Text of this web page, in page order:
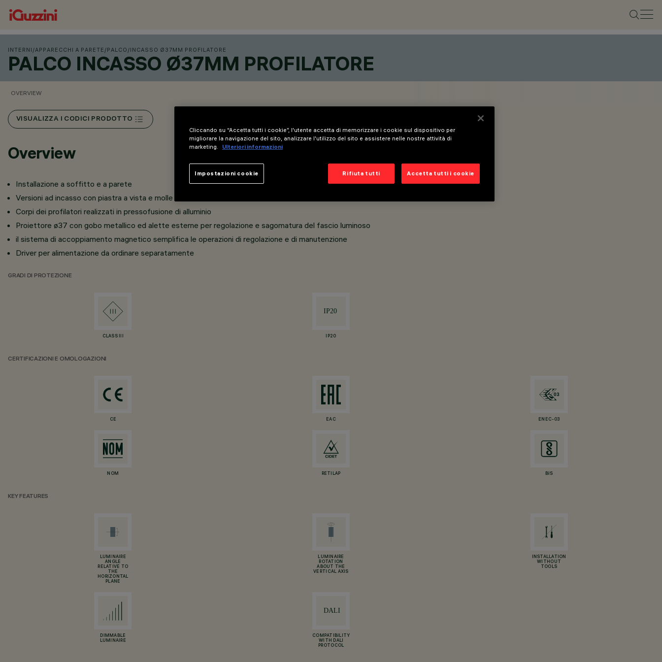
INTERNI /APPARECCHI A PARETE /PALCO /INCASSO Ø37MM PROFILATORE
PALCO INCASSO Ø37MM PROFILATORE
OVERVIEW
VISUALIZZA I CODICI PRODOTTO
Overview
Installazione a soffitto e a parete
Versioni ad incasso con piastra a vista e molle in filo di acciaio
Corpi dei profilatori realizzati in pressofusione di alluminio
Proiettore ø37 con gobo metallico ed alette esterne per regolazione e sagomatura del fascio luminoso
il sistema di accoppiamento magnetico semplifica le operazioni di regolazione e di manutenzione
Driver per alimentazione da ordinare separatamente
GRADI DI PROTEZIONE
CLASS III IP20
CERTIFICAZIONI E OMOLOGAZIONI
CE EAC ENEC-03
NOM RETILAP BIS
KEY FEATURES
LUMINAIRE
ANGLE
RELATIVE TO
THE
HORIZONTAL
PLANE
LUMINAIRE
ROTATION
ABOUT THE
VERTICAL AXIS
INSTALLATION
WITHOUT
TOOLS
DIMMABLE
LUMINAIRE
COMPATIBILITY
WITH DALI
PROTOCOL
Cliccando su “Accetta tutti i cookie”, l'utente accetta di memorizzare i cookie sul dispositivo per
migliorare la navigazione del sito, analizzare l'utilizzo del sito e assistere nelle nostre attività di
marketing.
Ulteriori informazioni
Rifiuta tutti Accetta tutti i cookie
Impostazioni cookie